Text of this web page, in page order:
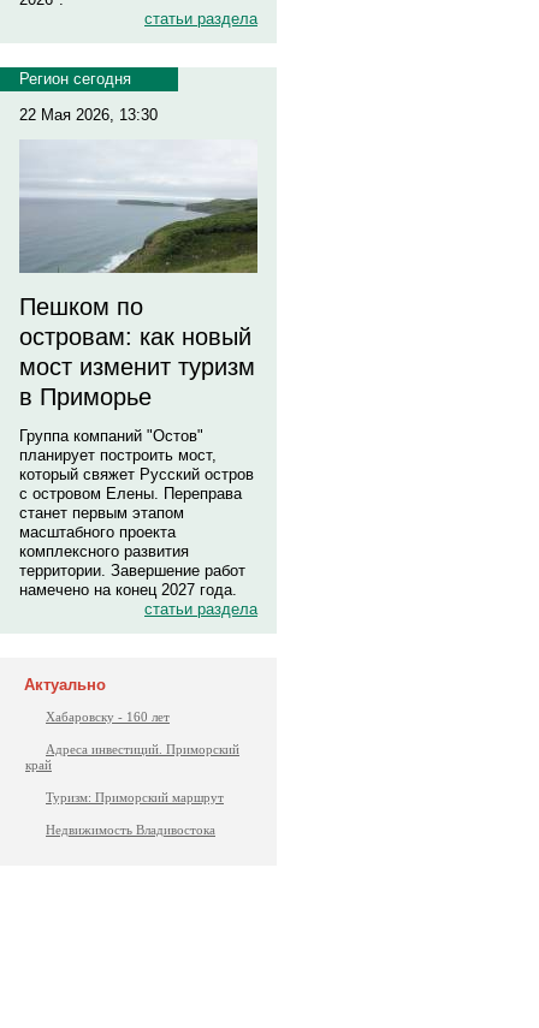
статьи раздела
Регион сегодня
22 Мая 2026, 13:30
Пешком по
островам: как новый
мост изменит туризм
в Приморье
Группа компаний "Остов"
планирует построить мост,
который свяжет Русский остров
с островом Елены. Переправа
станет первым этапом
масштабного проекта
комплексного развития
территории. Завершение работ
намечено на конец 2027 года.
статьи раздела
Актуально
Хабаровску - 160 лет
Адреса инвестиций. Приморский
край
Туризм: Приморский маршрут
Недвижимость Владивостока